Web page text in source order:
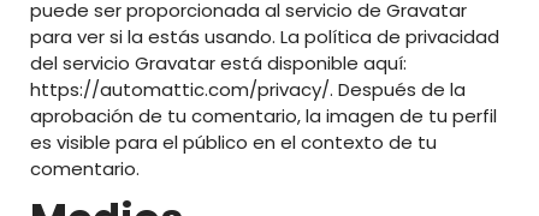
puede ser proporcionada al servicio de Gravatar
para ver si la estás usando. La política de privacidad
del servicio Gravatar está disponible aquí:
https://automattic.com/privacy/. Después de la
aprobación de tu comentario, la imagen de tu perfil
es visible para el público en el contexto de tu
comentario.